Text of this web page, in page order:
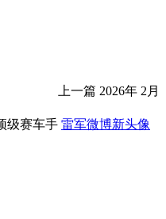
上一篇 2026年 2月
雷军微博新头像